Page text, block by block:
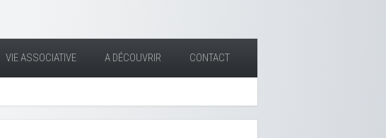
VIE ASSOCIATIVE A DÉCOUVRIR CONTACT